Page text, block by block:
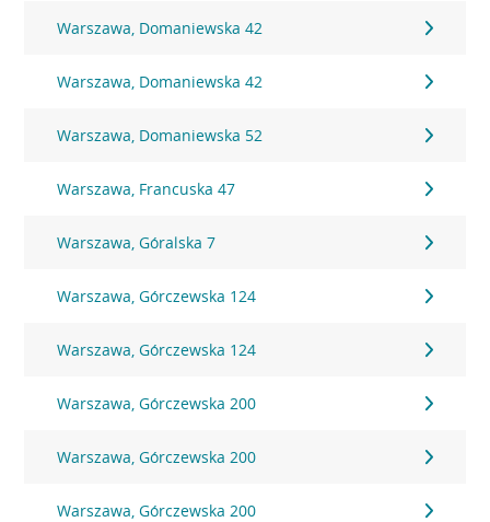
Warszawa, Domaniewska 42
Warszawa, Domaniewska 42
Warszawa, Domaniewska 52
Warszawa, Francuska 47
Warszawa, Góralska 7
Warszawa, Górczewska 124
Warszawa, Górczewska 124
Warszawa, Górczewska 200
Warszawa, Górczewska 200
Warszawa, Górczewska 200